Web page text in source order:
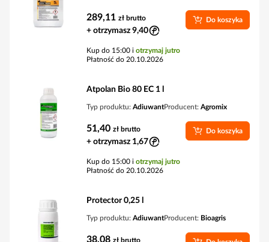
289,11 zł brutto
+ otrzymasz 9,40
Do koszyka
Kup do 15:00 i otrzymaj jutro
Płatność do 20.10.2026
Atpolan Bio 80 EC 1 l
Typ produktu: AdiuwantProducent: Agromix
51,40 zł brutto
+ otrzymasz 1,67
Do koszyka
Kup do 15:00 i otrzymaj jutro
Płatność do 20.10.2026
Protector 0,25 l
Typ produktu: AdiuwantProducent: Bioagris
38,08 zł brutto